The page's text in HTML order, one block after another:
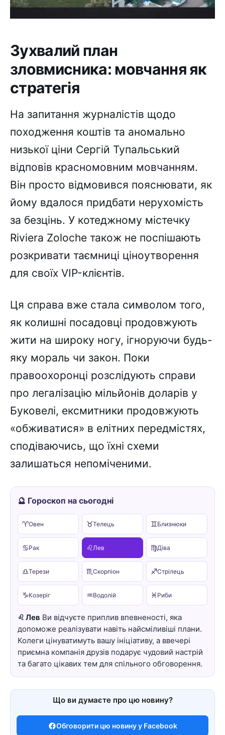
Зухвалий план
зловмисника: мовчання як
стратегія
На запитання журналістів щодо
походження коштів та аномально
низької ціни Сергій Тупальський
відповів красномовним мовчанням.
Він просто відмовився пояснювати, як
йому вдалося придбати нерухомість
за безцінь. У котеджному містечку
Riviera Zoloche також не поспішають
розкривати таємниці ціноутворення
для своїх VIP-клієнтів.
Ця справа вже стала символом того,
як колишні посадовці продовжують
жити на широку ногу, ігноруючи будь-
яку мораль чи закон. Поки
правоохоронці розслідують справи
про легалізацію мільйонів доларів у
Буковелі, ексмитники продовжують
«обживатися» в елітних передмістях,
сподіваючись, що їхні схеми
залишаться непоміченими.
🔮 Гороскоп на сьогодні
♈Овен ♉Телець ♊Близнюки
♋Рак ♌ Лев ♍Діва
♎Терези ♏Скорпіон ♐Стрілець
♑Козеріг ♒Водолій ♓ Риби
♌ Лев Ви відчуєте приплив впевненості, яка
допоможе реалізувати навіть найсміливіші плани.
Колеги цінуватимуть вашу ініціативу, а ввечері
приємна компанія друзів подарує чудовий настрій
та багато цікавих тем для спільного обговорення.
Що ви думаєте про цю новину?
Обговорити цю новину у Facebook